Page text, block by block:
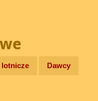
lotnicze Dawcy